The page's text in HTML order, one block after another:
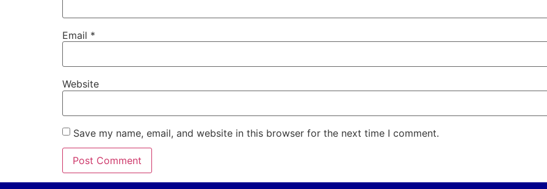
Email *
Website
Save my name, email, and website in this browser for the next time I comment.